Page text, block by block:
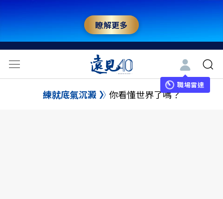
瞭解更多
職場雷達
練就底氣沉澱 你看懂世界了嗎？